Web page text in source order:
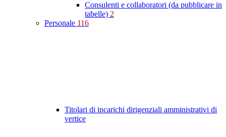
Consulenti e collaboratori (da pubblicare in
tabelle) 2
Personale 116
Titolari di incarichi dirigenziali amministrativi di
vertice